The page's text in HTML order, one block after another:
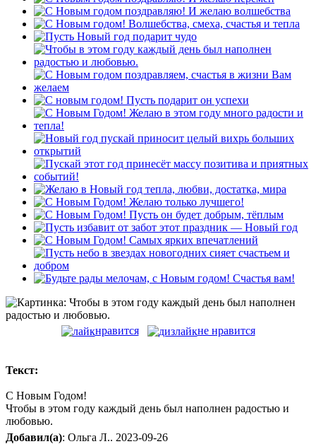
нравится не нравится
Текст:
С Новым Годом!
Чтобы в этом году каждый день был наполнен радостью и
любовью.
Добавил(а): Ольга Л.. 2023-09-26